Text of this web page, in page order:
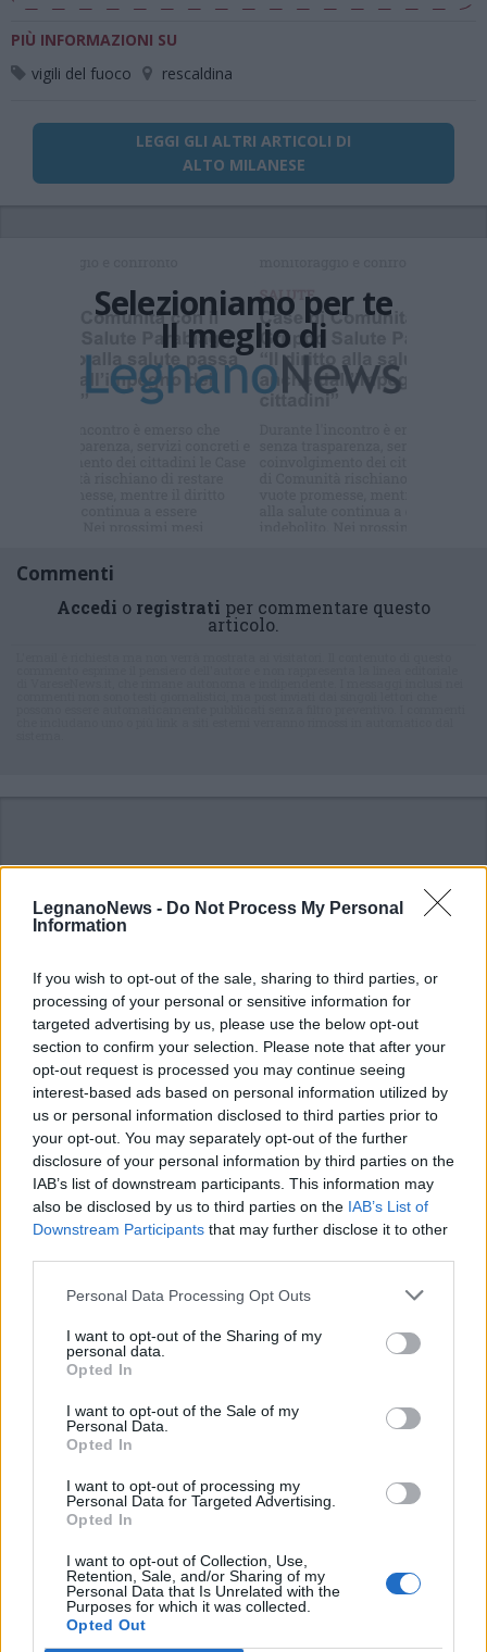
LegnanoNews - Do Not Process My Personal
Information
If you wish to opt-out of the sale, sharing to third parties, or
processing of your personal or sensitive information for
targeted advertising by us, please use the below opt-out
section to confirm your selection. Please note that after your
opt-out request is processed you may continue seeing
interest-based ads based on personal information utilized by
us or personal information disclosed to third parties prior to
your opt-out. You may separately opt-out of the further
disclosure of your personal information by third parties on the
IAB’s list of downstream participants. This information may
also be disclosed by us to third parties on the IAB’s List of
Downstream Participants that may further disclose it to other
Personal Data Processing Opt Outs
I want to opt-out of the Sharing of my
personal data.
Opted In
I want to opt-out of the Sale of my
Personal Data.
Opted In
I want to opt-out of processing my
Personal Data for Targeted Advertising.
Opted In
I want to opt-out of Collection, Use,
Retention, Sale, and/or Sharing of my
Personal Data that Is Unrelated with the
Purposes for which it was collected.
Opted Out
PIÙ INFORMAZIONI SU
vigili del fuoco
rescaldina
LEGGI GLI ALTRI ARTICOLI DI
ALTO MILANESE
Selezioniamo per te
Il meglio di
Commenti
Accedi o registrati per commentare questo
articolo.
ALTRE NOTIZIE DI RESCALDINA
VIABILITÀ
Weekend da “bollino nero” per
l’esodo estivo. Previsti oltre 25
milioni di mezzi in viaggio